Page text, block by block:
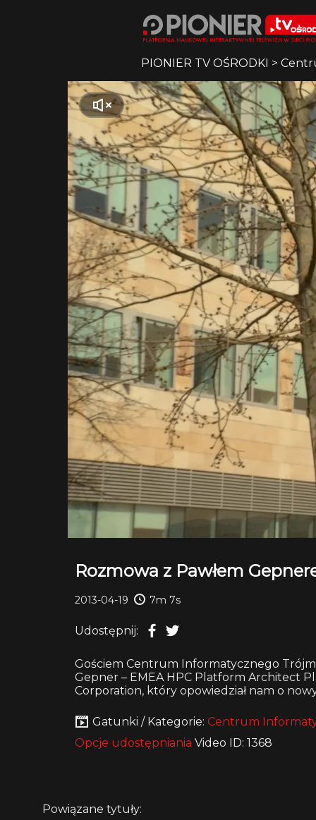
PIONIER TV OŚRODKI >
Rozmowa z Pawłem
2013-04-19 7m 7s
Udostępnij:
Gościem Centrum Informatycznego
Gepner – EMEA HPC Platform Architect
Corporation, który opowiedział nam o
Gatunki / Kategorie: Centrum
Opcje udostępniania Video ID: 1368
Powiązane tytuły: